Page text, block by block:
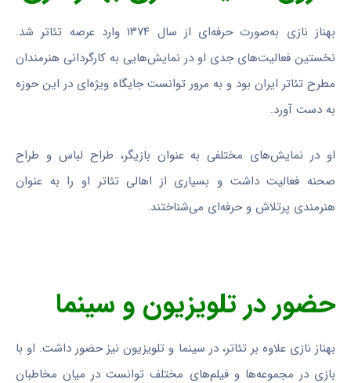
بهناز نازی به‌صورت حرفه‌ای از سال ۱۳۷۴ وارد عرصه تئاتر شد.
نخستین فعالیت‌های جدی او در نمایش‌هایی به کارگردانی هنرمندان
مطرح تئاتر ایران بود و به مرور توانست جایگاه ویژه‌ای در این حوزه
به دست آورد.
او در نمایش‌های مختلفی به عنوان بازیگر، طراح لباس و طراح
صحنه فعالیت داشت و بسیاری از اهالی تئاتر او را به عنوان
هنرمندی پرتلاش و حرفه‌ای می‌شناختند.
حضور در تلویزیون و سینما
بهناز نازی علاوه بر تئاتر، در سینما و تلویزیون نیز حضور داشت. او با
بازی در مجموعه‌ها و فیلم‌های مختلف توانست در میان مخاطبان